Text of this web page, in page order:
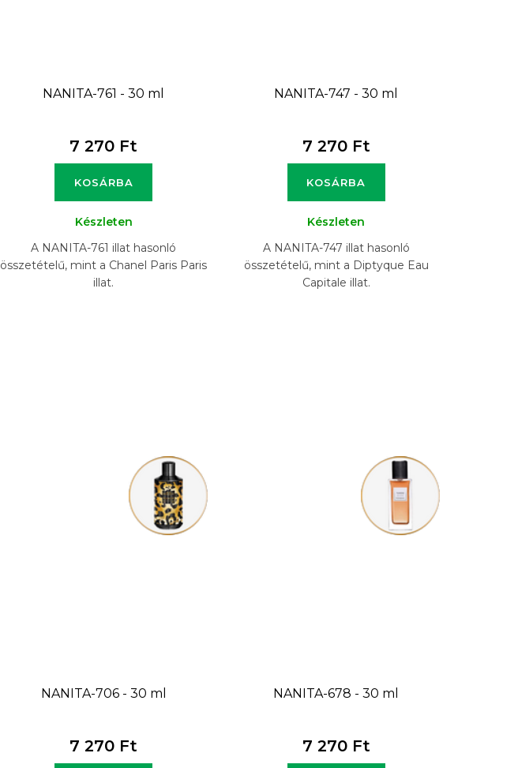
NANITA-761 - 30 ml
7 270 Ft
KOSÁRBA
Készleten
A NANITA-761 illat hasonló
összetételű, mint a Chanel Paris Paris
illat.
NANITA-747 - 30 ml
7 270 Ft
KOSÁRBA
Készleten
A NANITA-747 illat hasonló
összetételű, mint a Diptyque Eau
Capitale illat.
NANITA-706 - 30 ml
7 270 Ft
NANITA-678 - 30 ml
7 270 Ft